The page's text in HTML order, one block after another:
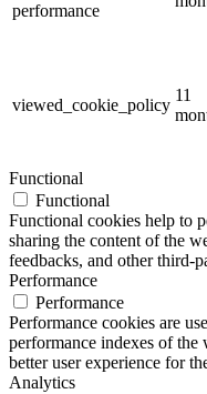
performance
viewed_cookie_policy
11
Functional
Functional
Functional cookies help to
sharing the content of the
feedbacks, and other third-
Performance
Performance
Performance cookies are
performance indexes of
better user experience for
Analytics